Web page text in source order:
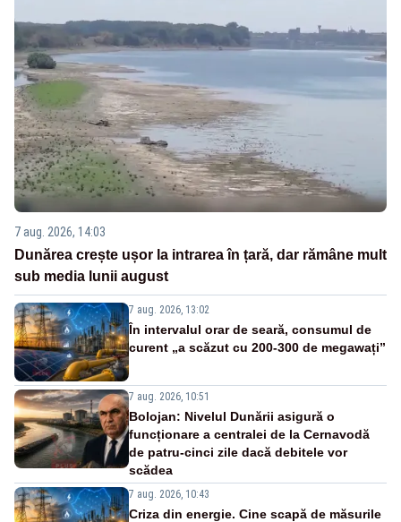
7 aug. 2026, 14:03
Dunărea crește ușor la intrarea în țară, dar rămâne mult
sub media lunii august
7 aug. 2026, 13:02
În intervalul orar de seară, consumul de
curent „a scăzut cu 200-300 de megawați”
7 aug. 2026, 10:51
Bolojan: Nivelul Dunării asigură o
funcționare a centralei de la Cernavodă
de patru-cinci zile dacă debitele vor
scădea
7 aug. 2026, 10:43
Criza din energie. Cine scapă de măsurile